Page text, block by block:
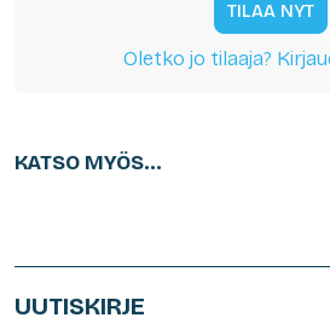
TILAA NYT
Oletko jo tilaaja?
KATSO MYÖS...
UUTISKIRJE